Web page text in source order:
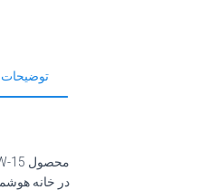
توضیحات
محصول UW-15
در خانه